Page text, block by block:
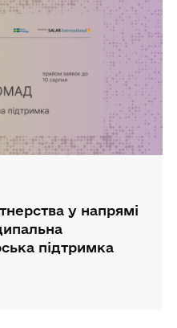
у напрямі
підтримка